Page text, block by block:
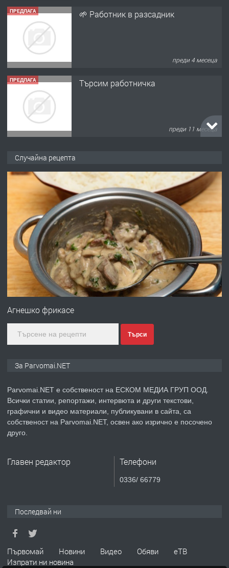
ПРЕДЛАГА 🌱 Работник в разсадник
преди 4 месеца
ПРЕДЛАГА Търсим работничка
преди 11 месеца
преди 1 година
ПРЕДЛАГА Работа за общи работници
преди 1 година
Първи поход "По стъпките на Ангел
преди 1 година
ПРЕДЛАГА Уроци по Математика
ТЪРСИ
Случайна рецепта
Агнешко фрикасе
Търси
За Parvomai.NET
Parvomai.NET е собственост на ЕСКОМ МЕДИА ГРУП ООД.
Всички статии, репортажи, интервюта и други текстови,
графични и видео материали, публикувани в сайта, са
собственост на Parvomai.NET, освен ако изрично е посочено
друго.
Главен редактор Телефони
0336/ 66779
Последвай ни
Първомай Новини Видео Обяви
еТВ
Изпрати ни новина